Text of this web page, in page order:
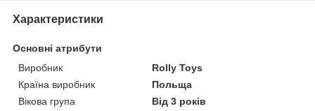
Характеристики
Основні атрибути
Виробник
Rolly Toys
Країна виробник
Польща
Вікова група
Від 3 років